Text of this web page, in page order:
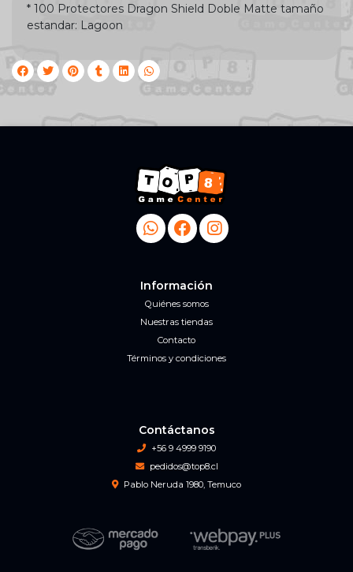
* 100 Protectores Dragon Shield Doble Matte tamaño
estandar: Lagoon
Información
Quiénes somos
Nuestras tiendas
Contacto
Términos y condiciones
Contáctanos
+56 9 4999 9190
pedidos@top8.cl
Pablo Neruda 1980, Temuco